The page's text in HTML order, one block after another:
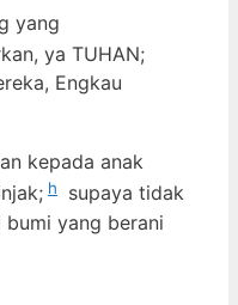
yang
ya TUHAN;
Engkau
kepada anak
h
supaya tidak
yang berani